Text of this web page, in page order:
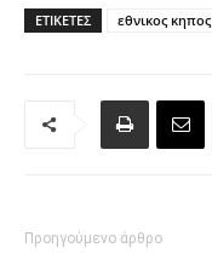
ΕΤΙΚΈΤΕΣ εθνικος κηπος
Προηγούμενο άρθρο